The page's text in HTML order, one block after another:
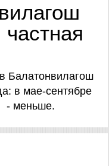
Балатонвилагош
в мае-сентябре
- меньше.